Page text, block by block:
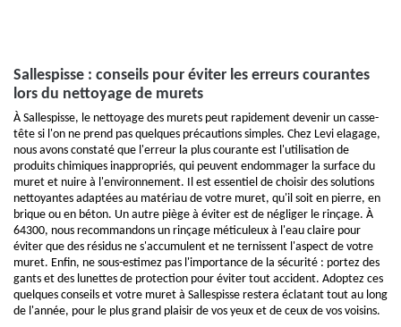
Sallespisse : conseils pour éviter les erreurs courantes
lors du nettoyage de murets
À Sallespisse, le nettoyage des murets peut rapidement devenir un casse-
tête si l'on ne prend pas quelques précautions simples. Chez Levi elagage,
nous avons constaté que l'erreur la plus courante est l'utilisation de
produits chimiques inappropriés, qui peuvent endommager la surface du
muret et nuire à l'environnement. Il est essentiel de choisir des solutions
nettoyantes adaptées au matériau de votre muret, qu'il soit en pierre, en
brique ou en béton. Un autre piège à éviter est de négliger le rinçage. À
64300, nous recommandons un rinçage méticuleux à l'eau claire pour
éviter que des résidus ne s'accumulent et ne ternissent l'aspect de votre
muret. Enfin, ne sous-estimez pas l'importance de la sécurité : portez des
gants et des lunettes de protection pour éviter tout accident. Adoptez ces
quelques conseils et votre muret à Sallespisse restera éclatant tout au long
de l'année, pour le plus grand plaisir de vos yeux et de ceux de vos voisins.